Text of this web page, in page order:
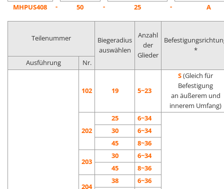
MHPUS408
- 50 - 25 - A
Teilenummer
Biegeradius
auswählen
Anzahl
der
Glieder
*
Ausführung
Nr.
102 19 5~23
S(Gleich für
Befestigung
an äußerem und
innerem Umfang)
202
25
6~34
30
6~34
45
8~36
203
30
6~34
45
8~36
204
38 6~36